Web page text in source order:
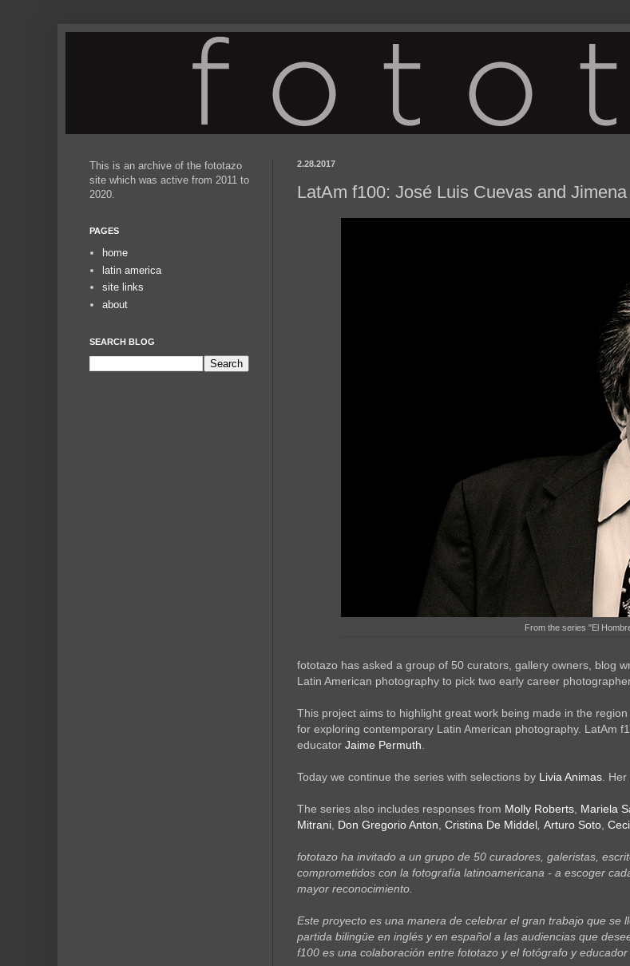
2.28.2017
LatAm f100: José Luis Cuevas and
From the series "El
fototazo has asked a group of 50 curators, gallery owners, blog
Latin American photography to pick two early career
This project aims to highlight great work being made in the
for exploring contemporary Latin American photography. LatAm
educator Jaime Permuth
Today we continue the series with selections by Livia Animas .
The series also includes responses from Molly Roberts Mariela
Mitrani Don Gregorio Anton Cristina De Middel Arturo Soto
fototazo ha invitado a un grupo de 50 curadores, galeristas,
comprometidos con la fotografía latinoamericana - a escoger
mayor reconocimiento.
Este proyecto es una manera de celebrar el gran trabajo que
partida bilingüe en inglés y en español a las audiencias que
f100 es una colaboración entre fototazo y el fotógrafo y educador
This is an archive of the fototazo
site which was active from 2011 to
2020.
PAGES
home
latin america
site links
about
SEARCH BLOG